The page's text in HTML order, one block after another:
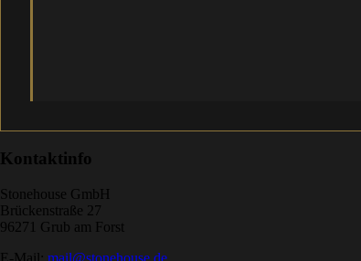
Kontaktinfo
Stonehouse GmbH
Brückenstraße 27
96271 Grub am Forst
E-Mail: mail@stonehouse.de